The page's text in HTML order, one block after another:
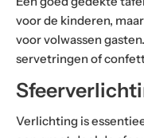
voor de kinderen,
voor volwassen
servetringen of
Verlichting is